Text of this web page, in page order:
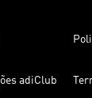
adiClub